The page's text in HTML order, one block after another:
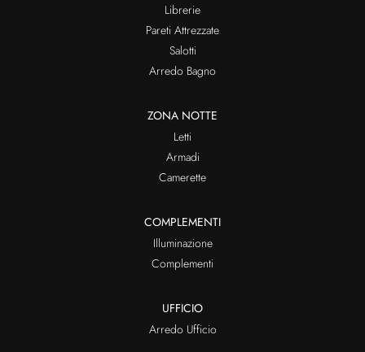
Librerie
Pareti Attrezzate
Salotti
Arredo Bagno
ZONA NOTTE
Letti
Armadi
Camerette
COMPLEMENTI
Illuminazione
Complementi
UFFICIO
Arredo Ufficio